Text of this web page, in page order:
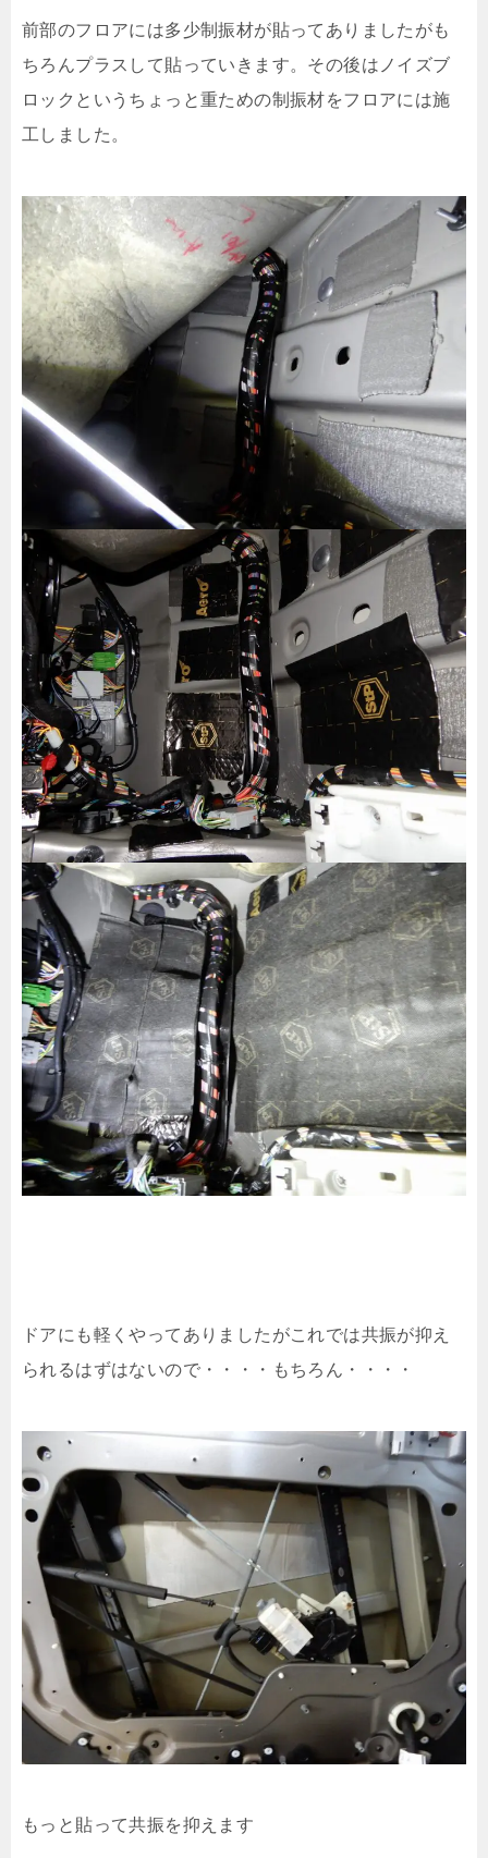
前部のフロアには多少制振材が貼ってありましたがも
ちろんプラスして貼っていきます。その後はノイズブ
ロックというちょっと重ための制振材をフロアには施
工しました。
ドアにも軽くやってありましたがこれでは共振が抑え
られるはずはないので・・・・もちろん・・・・
もっと貼って共振を抑えます